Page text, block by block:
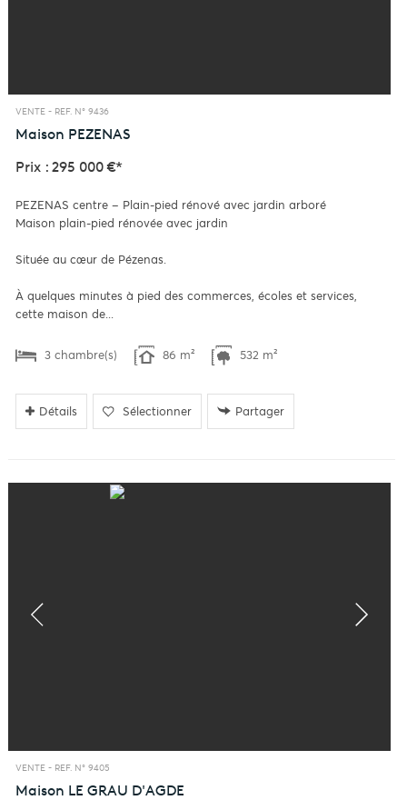
VENTE - REF. N° 9436
Maison PEZENAS
Prix : 295 000 €*
PEZENAS centre – Plain-pied rénové avec jardin arboré
Maison plain-pied rénovée avec jardin
Située au cœur de Pézenas.
À quelques minutes à pied des commerces, écoles et services,
cette maison de...
3 chambre(s) 86 m² 532 m²
Détails Sélectionner Partager
VENTE - REF. N° 9405
Maison LE GRAU D'AGDE